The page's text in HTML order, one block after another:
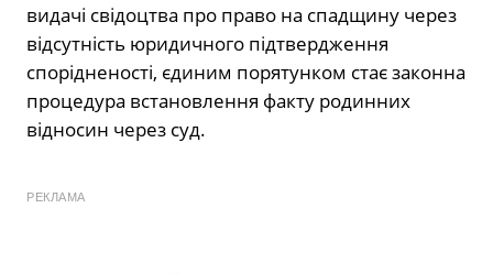
видачі свідоцтва про право на спадщину через
відсутність юридичного підтвердження
спорідненості, єдиним порятунком стає законна
процедура встановлення факту родинних
відносин через суд.
РЕКЛАМА